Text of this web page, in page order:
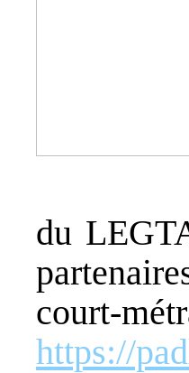
du
https://